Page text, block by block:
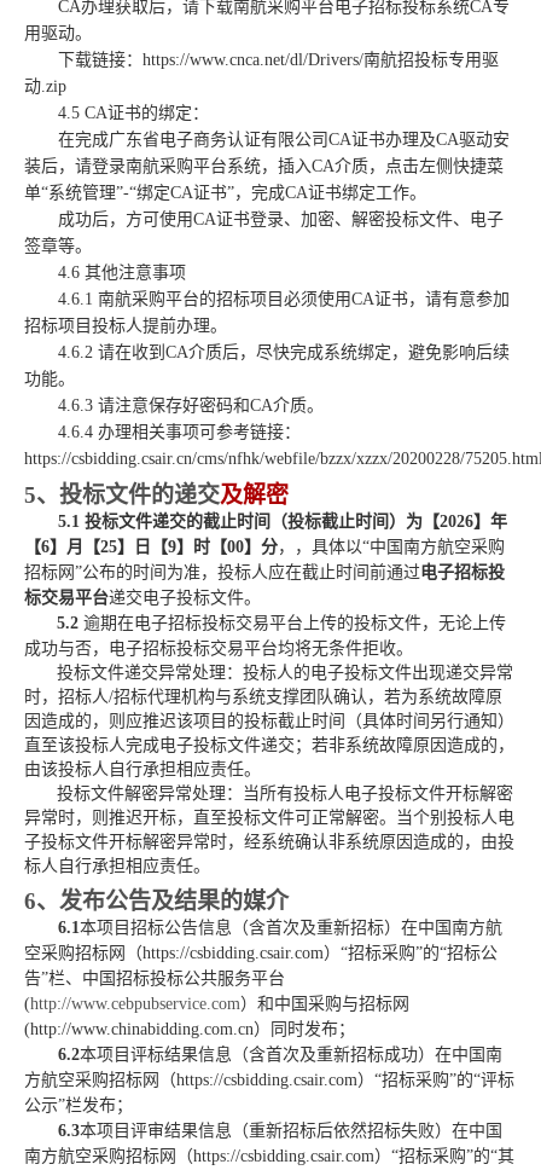
CA办理获取后，请下载南航采购平台电子招标投标系统CA专
用驱动。
下载链接： https://www.cnca.net/dl/Drivers/南航招投标专用驱
动.zip
4.5 CA证书的绑定：
在完成广东省电子商务认证有限公司CA证书办理及CA驱动安
装后，请登录南航采购平台系统，插入CA介质，点击左侧快捷菜
单“系统管理”-“绑定CA证书”，完成CA证书绑定工作。
成功后， 方可使用CA证书登录、加密、解密投标文件、电子
签章等。
4.6 其他注意事项
4.6.1 南航采购平台的招标项目必须使用CA证书，请有意参加
招标项目 投标人提前办理。
4.6.2 请在收到CA介质后，尽快完成系统绑定，避免影响后续
功能。
4.6.3 请注意保存好密码和CA介质。
4.6.4 办理相关事项可参考链接：
https://csbidding.csair.cn/cms/nfhk/webfile/bzzx/xzzx/20200228/
5、投标文件的递交及解密
5.1 投标文件递交的截止时间（投标截止时间）为【2026】年
【6】月【25】日【9】时【00】分， ，具体以“中国南方航空采购
招标网”公布的时间为准， 投标人应在截止时间前通过 电子招标投
标交易平台递交电子投标文件。
5.2 逾期在电子招标投标交易平台上传的投标文件，无论上传
成功与否，电子招标投标交易平台均将无条件拒收。
投标文件递交异常处理：投标人的电子投标文件出现递交异常
时，招标人/招标代理机构与系统支撑团队确认，若为系统故障原
因造成的，则应推迟该项目的投标截止时间（具体时间另行通知）
直至该投标人完成电子投标文件递交；若非系统故障原因造成的，
由该投标人自行承担相应责任。
投标文件解密异常处理：当所有投标人电子投标文件开标解密
异常时，则推迟开标，直至投标文件可正常解密。当个别 投标人 电
子投标文件开标解密异常时，经系统确认非系统原因造成的，由投
标人自行承担相应责任。
6、发布公告及结果的媒介
6.1本项目招标公告信息（含首次及重新招标）在中国南方航
空采购招标网（https://csbidding.csair.com）“招标采购”的“招标公
告”栏、中国招标投标公共服务平台
(http://www.cebpubservice.com）和中国采购与招标网
(http://www.chinabidding.com.cn）同时发布；
6.2本项目评标结果信息（含首次及重新招标成功）在中国南
方航空采购招标网（https://csbidding.csair.com）“招标采购”的“评标
公示”栏发布；
6.3本项目评审结果信息（重新招标后依然招标失败）在中国
南方航空采购招标网（https://csbidding.csair.com）“招标采购”的“其